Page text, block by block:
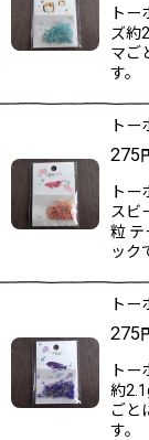
ト
ズ約
マご
す。
ト
275
ト
スビ
粒 テ
ック
ト
275
ト
約
ごと
す。